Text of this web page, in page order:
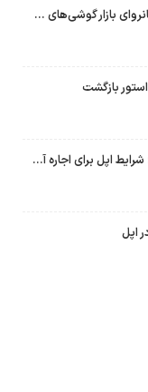
اپل با سهم ۶۵ درصدی همچنان فرمانروای بازار گوشی‌های پریمیوم جهان است
بازگشت
برنامه Apple Upgrade معرفی شد؛ شرایط اپل برای اجاره آیفون، آیپد، مک و اپل واچ